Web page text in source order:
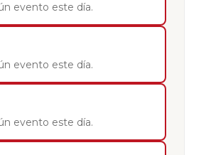
evento este día.
evento este día.
evento este día.